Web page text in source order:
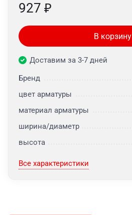
927 ₽
В корзину
Доставим за 3-7 дней
Бренд
цвет арматуры
материал арматуры
ширина/диаметр
высота
Все характеристики